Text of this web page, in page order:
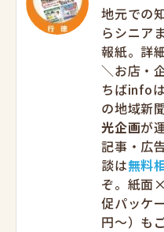
地元での
らシニア
報紙。詳
＼お店・
ちばinfo
の地域新
光企画が
記事・広
談は無料
ぞ。紙面
促パッケ
円〜）も